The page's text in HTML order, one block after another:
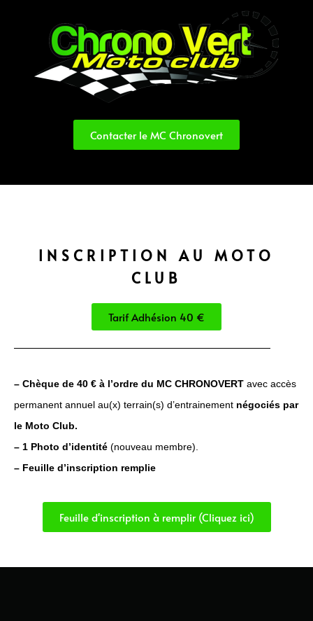
Contacter le MC Chronovert
INSCRIPTION AU MOTO
CLUB
Tarif Adhésion 40 €
– Chèque de 40 € à l’ordre du MC CHRONOVERT avec accès
permanent annuel au(x) terrain(s) d’entrainement négociés par
le Moto Club.
– 1 Photo d’identité (nouveau membre).
– Feuille d’inscription remplie
Feuille d'inscription à remplir (Cliquez ici)